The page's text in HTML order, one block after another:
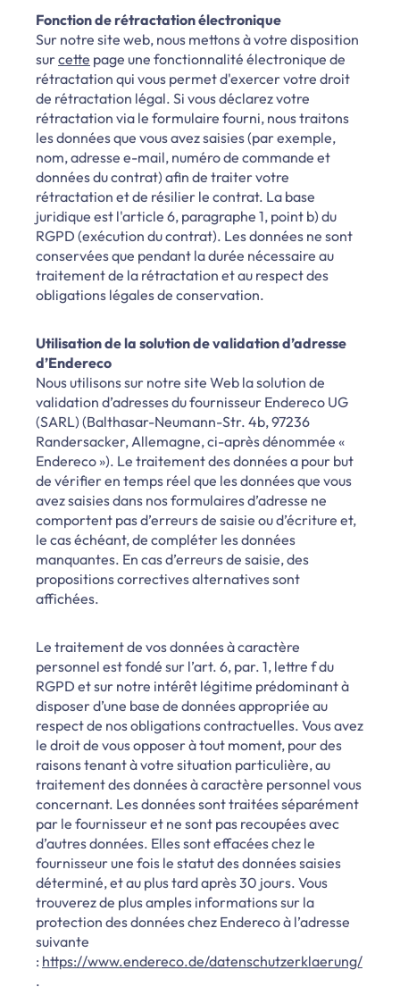
Fonction de rétractation électronique
Sur notre site web, nous mettons à votre disposition
surcette page une fonctionnalité électronique de
rétractation qui vous permet d'exercer votre droit
de rétractation légal. Si vous déclarez votre
rétractation via le formulaire fourni, nous traitons
les données que vous avez saisies (par exemple,
nom, adresse e-mail, numéro de commande et
données du contrat) afin de traiter votre
rétractation et de résilier le contrat. La base
juridique est l'article 6, paragraphe 1, point b) du
RGPD (exécution du contrat). Les données ne sont
conservées que pendant la durée nécessaire au
traitement de la rétractation et au respect des
obligations légales de conservation.
Utilisation de la solution de validation d’adresse
d’Endereco
Nous utilisons sur notre site Web la solution de
validation d’adresses du fournisseur Endereco UG
(SARL) (Balthasar-Neumann-Str. 4b, 97236
Randersacker, Allemagne, ci-après dénommée «
Endereco »). Le traitement des données a pour but
de vérifier en temps réel que les données que vous
avez saisies dans nos formulaires d’adresse ne
comportent pas d’erreurs de saisie ou d’écriture et,
le cas échéant, de compléter les données
manquantes. En cas d’erreurs de saisie, des
propositions correctives alternatives sont
affichées.
Le traitement de vos données à caractère
personnel est fondé sur l’art. 6, par. 1, lettre f du
RGPD et sur notre intérêt légitime prédominant à
disposer d’une base de données appropriée au
respect de nos obligations contractuelles. Vous avez
le droit de vous opposer à tout moment, pour des
raisons tenant à votre situation particulière, au
traitement des données à caractère personnel vous
concernant. Les données sont traitées séparément
par le fournisseur et ne sont pas recoupées avec
d’autres données. Elles sont effacées chez le
fournisseur une fois le statut des données saisies
déterminé, et au plus tard après 30 jours. Vous
trouverez de plus amples informations sur la
protection des données chez Endereco à l’adresse
suivante
: https://www.endereco.de/datenschutzerklaerung/
.